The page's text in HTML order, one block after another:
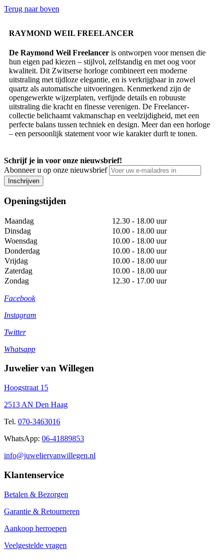
Terug naar boven
RAYMOND WEIL FREELANCER
De Raymond Weil Freelancer is ontworpen voor mensen die
hun eigen pad kiezen – stijlvol, zelfstandig en met oog voor
kwaliteit. Dit Zwitserse horloge combineert een moderne
uitstraling met tijdloze elegantie, en is verkrijgbaar in zowel
quartz als automatische uitvoeringen. Kenmerkend zijn de
opengewerkte wijzerplaten, verfijnde details en robuuste
uitstraling die kracht en finesse verenigen. De Freelancer-
collectie belichaamt vakmanschap en veelzijdigheid, met een
perfecte balans tussen techniek en design. Meer dan een horloge
– een persoonlijk statement voor wie karakter durft te tonen.
Schrijf je in voor onze nieuwsbrief!
Abonneer u op onze nieuwsbrief
Inschrijven
Openingstijden
Maandag
12.30 - 18.00 uur
Dinsdag
10.00 - 18.00 uur
Woensdag
10.00 - 18.00 uur
Donderdag
10.00 - 18.00 uur
Vrijdag
10.00 - 18.00 uur
Zaterdag
10.00 - 18.00 uur
Zondag
12.30 - 17.00 uur
Facebook
Instagram
Twitter
Whatsapp
Juwelier van Willegen
Hoogstraat 15
2513 AN Den Haag
Tel. 070-3463016
WhatsApp: 06-41889853
info@juweliervanwillegen.nl
Klantenservice
Betalen & Bezorgen
Garantie & Retourneren
Aankoop herroepen
Veelgestelde vragen